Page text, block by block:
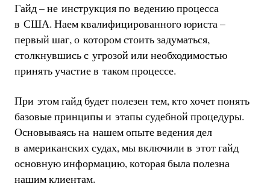
Гайд – не инструкция по ведению процесса
в США. Наем квалифицированного юриста –
первый шаг, о котором стоить задуматься,
столкнувшись с угрозой или необходимостью
принять участие в таком процессе.
При этом гайд будет полезен тем, кто хочет понять
базовые принципы и этапы судебной процедуры.
Основываясь на нашем опыте ведения дел
в американских судах, мы включили в этот гайд
основную информацию, которая была полезна
нашим клиентам.